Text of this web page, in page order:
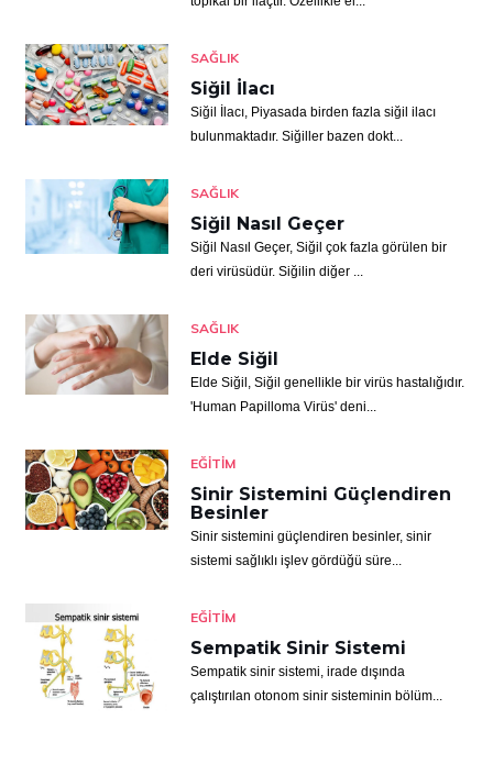
SAĞLIK
Siğil İlacı
Siğil İlacı, Piyasada birden fazla siğil ilacı
bulunmaktadır. Siğiller bazen dokt...
SAĞLIK
Siğil Nasıl Geçer
Siğil Nasıl Geçer, Siğil çok fazla görülen bir
deri virüsüdür. Siğilin diğer ...
SAĞLIK
Elde Siğil
Elde Siğil, Siğil genellikle bir virüs hastalığıdır.
'Human Papilloma Virüs' deni...
EĞITIM
Sinir Sistemini Güçlendiren
Besinler
Sinir sistemini güçlendiren besinler, sinir
sistemi sağlıklı işlev gördüğü süre...
EĞITIM
Sempatik Sinir Sistemi
Sempatik sinir sistemi, irade dışında
çalıştırılan otonom sinir sisteminin bölüm...